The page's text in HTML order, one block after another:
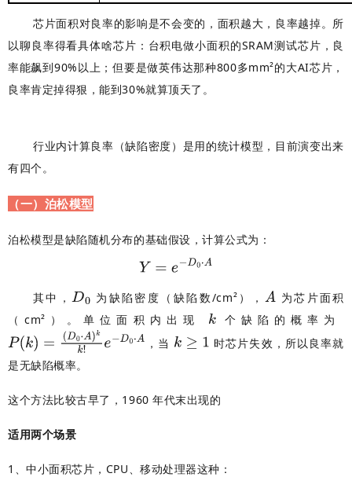
芯片面积对良率的影响是不会变的，面积越大，良率越掉。所
以聊良率得看具体啥芯片：台积电做小面积的SRAM测试芯片，良
率能飙到90%以上；但要是做英伟达那种800多mm²的大AI芯片，
良率肯定掉得狠，能到30%就算顶天了。
行业内计算良率（缺陷密度）是用的统计模型，目前演变出来
有四个。
（一）泊松模型
泊松模型是缺陷随机分布的基础假设，计算公式为：
其中， 为缺陷密度（缺陷数/cm²），
为芯片面积
（cm²）。单位面积内出现
个缺陷的概率为
，当
时芯片失效，所以良率就
是无缺陷概率。
这个方法比较古早了， 1960 年代末出现的
适用两个场景
1、中小面积芯片，CPU、移动处理器这种：